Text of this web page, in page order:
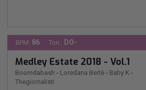
BPM: 86 Ton.: DO-
Medley Estate 2018 - Vol.1
Boomdabash - Loredana Bertè - Baby K -
Thegiornalisti